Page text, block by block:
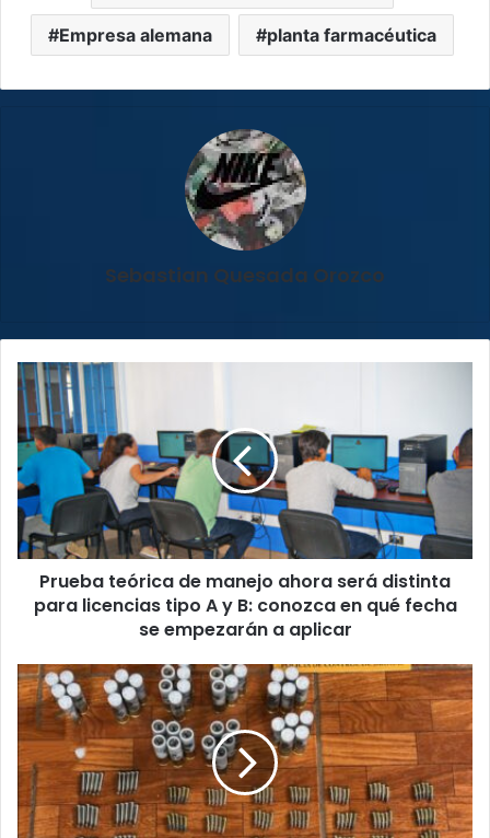
Empresa alemana planta farmacéutica
Sebastian Quesada Orozco
Prueba
teórica
de
manejo
ahora
será
distinta
para
licencias
tipo
conozca
en
fecha
se
empezarán
a
aplicar
Prueba teórica de manejo ahora será distinta
para licencias tipo A y B: conozca en qué fecha
se empezarán a aplicar
PCD
desarticula
grupo
criminal
relacionado
al
Cártel
de